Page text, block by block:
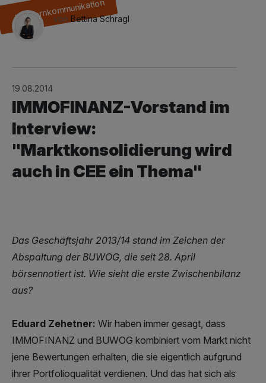
Konzernkommunikation
von Bettina Schragl
19.08.2014
IMMOFINANZ-Vorstand im
Interview:
"Marktkonsolidierung wird
auch in CEE ein Thema"
Das Geschäftsjahr 2013/14 stand im Zeichen der
Abspaltung der BUWOG, die seit 28. April
börsennotiert ist. Wie sieht die erste Zwischenbilanz
aus?
Eduard Zehetner: Wir haben immer gesagt, dass
IMMOFINANZ und BUWOG kombiniert vom Markt nicht
jene Bewertungen erhalten, die sie eigentlich aufgrund
ihrer Portfolioqualität verdienen. Und das hat sich als